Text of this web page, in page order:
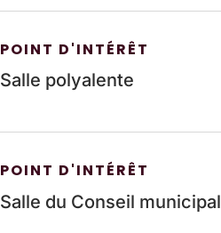
POINT D'INTÉRÊT
Salle polyalente
POINT D'INTÉRÊT
Salle du Conseil municipal